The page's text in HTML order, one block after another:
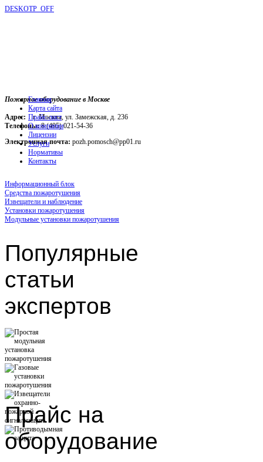
DESKOTP_OFF
Пожарное оборудование в Москве
Адрес: г. Москва, ул. Замежская, д. 236
Телефоны:8 (495) 021-54-36
Электронная почта: pozh.pomosch@pp01.ru
Главная
Карта сайта
Прайс-лист
О компании
Лицензии
Услуги
Нормативы
Контакты
Информационный блок
Средства пожаротушения
Извещатели и наблюдение
Установки пожаротушения
Модульные установки пожаротушения
Популярные
статьи
экспертов
Прайс на
оборудование